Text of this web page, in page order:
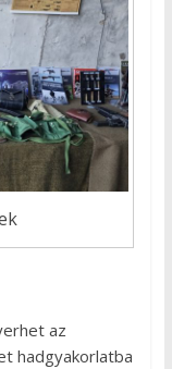
az
hadgyakorlatba